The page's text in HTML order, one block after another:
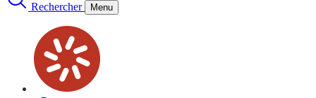
Rechercher Menu